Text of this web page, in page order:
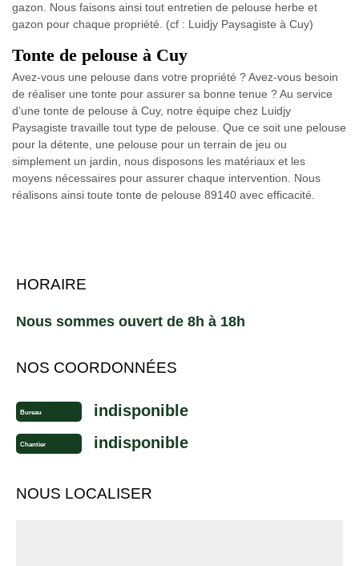
gazon. Nous faisons ainsi tout entretien de pelouse herbe et
gazon pour chaque propriété. (cf : Luidjy Paysagiste à Cuy)
Tonte de pelouse à Cuy
Avez-vous une pelouse dans votre propriété ? Avez-vous besoin
de réaliser une tonte pour assurer sa bonne tenue ? Au service
d’une tonte de pelouse à Cuy, notre équipe chez Luidjy
Paysagiste travaille tout type de pelouse. Que ce soit une pelouse
pour la détente, une pelouse pour un terrain de jeu ou
simplement un jardin, nous disposons les matériaux et les
moyens nécessaires pour assurer chaque intervention. Nous
réalisons ainsi toute tonte de pelouse 89140 avec efficacité.
HORAIRE
Nous sommes ouvert de 8h à 18h
NOS COORDONNÉES
Bureau indisponible
Chantier indisponible
NOUS LOCALISER